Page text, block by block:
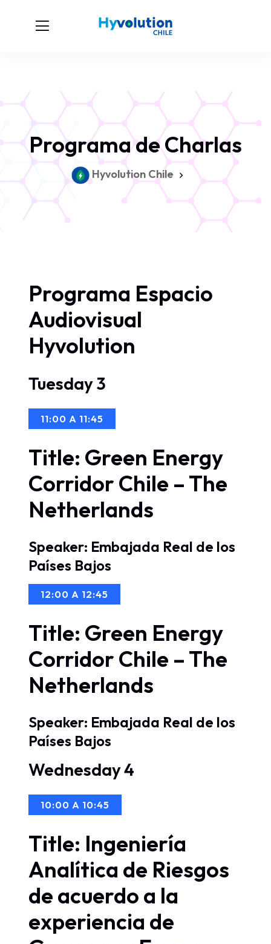
Programa de Charlas
Hyvolution Chile
Programa Espacio
Audiovisual
Hyvolution
Tuesday 3
11:00 A 11:45
Title: Green Energy
Corridor Chile – The
Netherlands
Speaker: Embajada Real de los
Países Bajos
12:00 A 12:45
Title: Green Energy
Corridor Chile – The
Netherlands
Speaker: Embajada Real de los
Países Bajos
Wednesday 4
10:00 A 10:45
Title: Ingeniería
Analítica de Riesgos
de acuerdo a la
experiencia de